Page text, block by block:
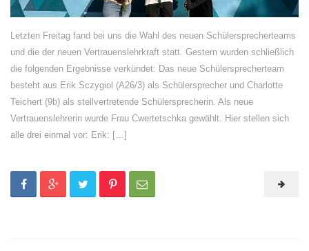
Letzten Freitag fand bei uns die Wahl des neuen Schülersprecherteams
und die der neuen Vertrauenslehrkraft statt. Gestern wurden schließlich
die folgenden Ergebnisse verkündet: Das neue Schülersprecherteam
besteht aus Erik Sczygiol (A26/3) als Schülersprecher und Charlotte
Teichert (9b) als stellvertretende Schülersprecherin. Als neue
Vertrauenslehrerin wurde Frau Cwertetschka gewählt. Hier stellen sich
alle drei einmal vor: Erik: […]